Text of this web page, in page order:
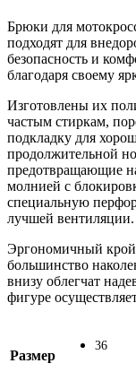
Брюки для
подходят для
безопасность и
благодаря своему
Изготовлены их
частым стиркам,
подкладку для
продолжительной
предотвращающие
молнией с
специальную
лучшей вентиляции.
Эргономичный крой
большинство
внизу облегчат
фигуре
Размер
36